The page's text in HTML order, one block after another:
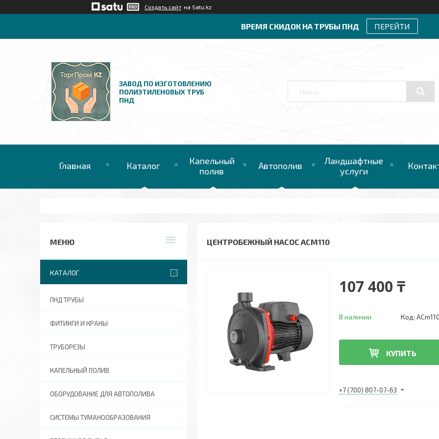
Создать сайт на Satu.kz
ВРЕМЯ СКИДОК НА ТРУБЫ ПНД ПЕРЕЙТИ
ЗАВОД ПО ИЗГОТОВЛЕНИЮ
ПОЛИЭТИЛЕНОВЫХ ТРУБ
ПНД
Главная Каталог
Капельный
полив
Автополив
Ландшафтные
услуги
ЦЕНТРОБЕЖНЫЙ НАСОС ACM110
107 400 ₸
В наличии Код:
КУПИТЬ
+7 (700) 807-07-63
КАТАЛОГ
ПНД ТРУБЫ
ФИТИНГИ И КРАНЫ
ТРУБОРЕЗЫ
КАПЕЛЬНЫЙ ПОЛИВ
ОБОРУДОВАНИЕ ДЛЯ АВТОПОЛИВА
СИСТЕМЫ ТУМАНООБРАЗОВАНИЯ